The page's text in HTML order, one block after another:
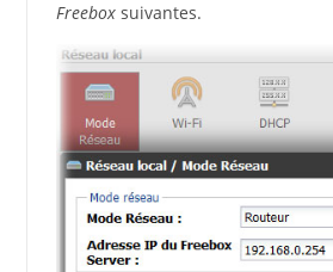
Freeboxsuivantes.